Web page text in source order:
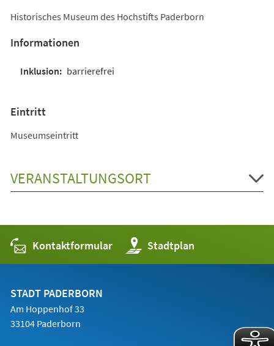
Historisches Museum des Hochstifts Paderborn
Informationen
barrierefrei
Eintritt
Museumseintritt
VERANSTALTUNGSORT
Kontaktformular Stadtplan
(Öffnet
in
einem
STADT PADERBORN
Am Hoppenhof 33
33104 Paderborn